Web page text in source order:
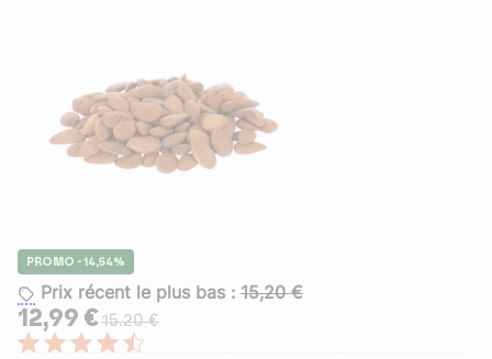
PROMO -14,54%
Prix récent le plus bas : 15,20 €
12,99 €15.20 €